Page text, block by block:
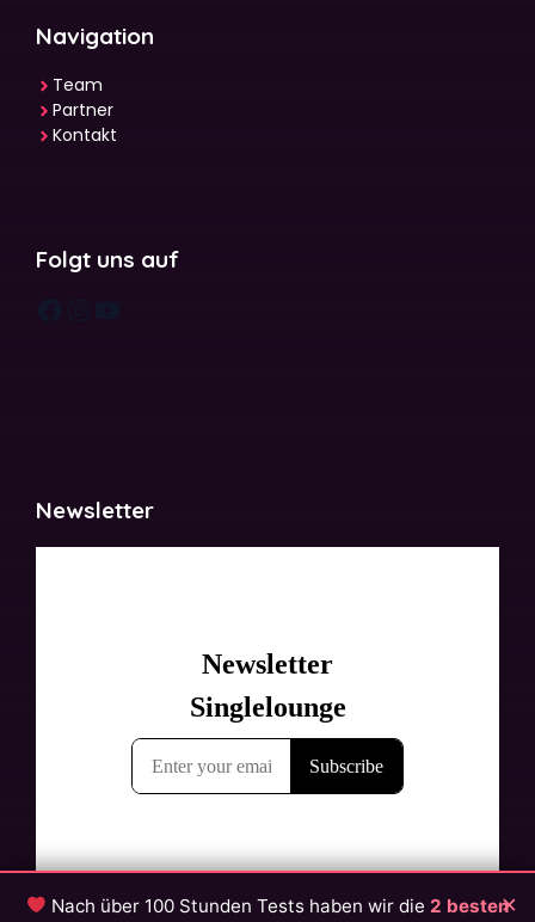
Navigation
Team
Partner
Kontakt
Folgt uns auf
Newsletter
Nach über 100 Stunden Tests haben wir die2 besten×